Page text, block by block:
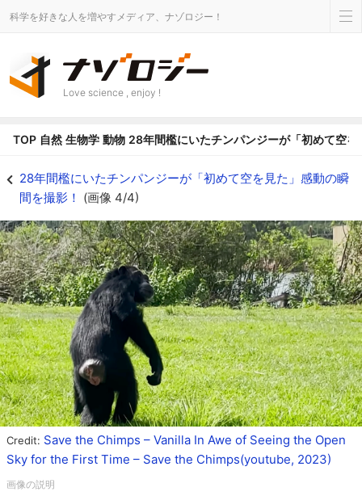
科学を好きな人を増やすメディア、ナゾロジー！
Love science , enjoy !
TOP 自然 生物学 動物 28年間檻にいたチンパンジーが「初めて空
28年間檻にいたチンパンジーが「初めて空を見た」感動の瞬
間を撮影！ (画像 4/4)
Credit: Save the Chimps – Vanilla In Awe of Seeing the Open
Sky for the First Time – Save the Chimps(youtube, 2023)